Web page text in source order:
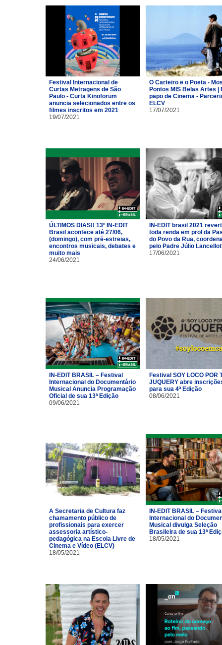
Festival Internacional de
Curtas Metragens de São
Paulo - Curta Kinoforum
anuncia selecionados entre os
filmes inscritos em 2021
19/07/2021
O Carteiro e o Poeta -
Pontos MIS Belas Artes |
papo de Cinema -
ELCV
17/07/2021
ÚLTIMOS DIAS!! 13º IN-EDIT
Brasil acontece até 27/06,
(domingo), com pré-estreias,
encontros musicais, debates e
muito mais
24/06/2021
IN-EDIT brasil 2021
toda renda em prol da
do Povo da Rua,
pelo Padre Júlio
17/06/2021
IN-EDIT BRASIL – Festival
Internacional do Documentário
Musical Anuncia Programação
Oficial de sua 13ª Edição
09/06/2021
Festival SOY LOCO POR
JUQUERY abre
para sua 4ª Edição
08/06/2021
A Secretaria de Cultura faz
chamamento público de
profissionais para exercer
assessoria artístico-
pedagógica na Escola Livre de
Cinema e Vídeo (ELCV)
18/05/2021
IN-EDIT BRASIL –
Internacional do
Musical divulga Seleção
Brasileira de sua 13ª
18/05/2021